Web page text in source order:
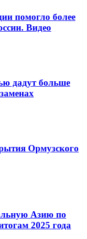
помогло более
Видео
дадут больше
Ормузского
Азию по
2025 года